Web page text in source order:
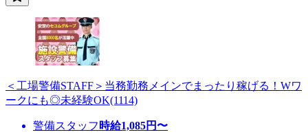
＜工場警備STAFF＞当務勤務メインでまったり稼げる！Wワ
ークにも◎未経験OK(1114)
警備スタッフ 時給1,085円〜